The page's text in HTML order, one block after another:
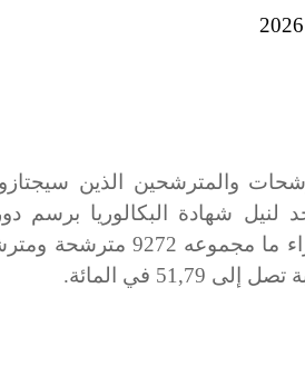
والمترشحين الذين
51,79 في المائة.